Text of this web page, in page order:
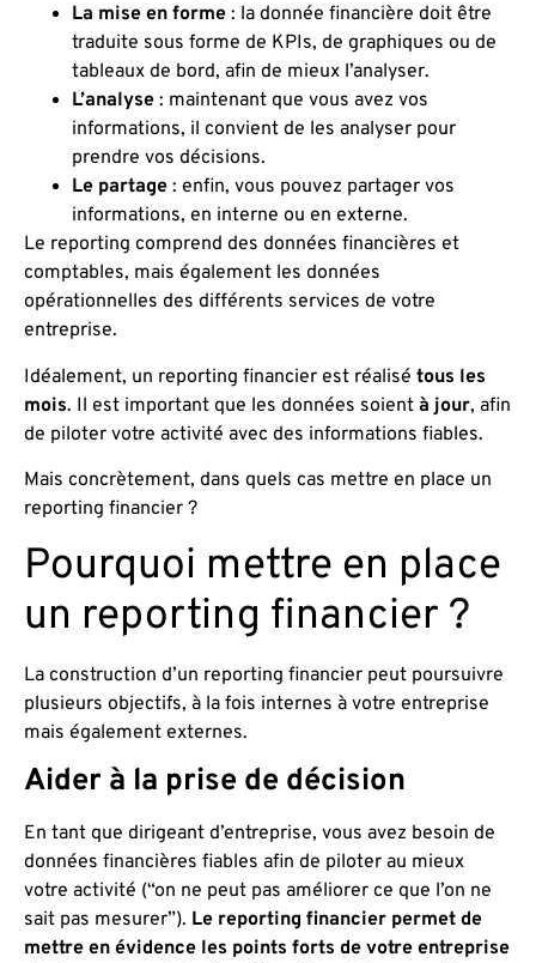
La mise en forme : la donnée financière doit être
traduite sous forme de KPIs, de graphiques ou de
tableaux de bord, afin de mieux l’analyser.
L’analyse : maintenant que vous avez vos
informations, il convient de les analyser pour
prendre vos décisions.
Le partage : enfin, vous pouvez partager vos
informations, en interne ou en externe.
Le reporting comprend des données financières et
comptables, mais également les données
opérationnelles des différents services de votre
entreprise.
Idéalement, un reporting financier est réalisé tous les
mois. Il est important que les données soient à jour, afin
de piloter votre activité avec des informations fiables.
Mais concrètement, dans quels cas mettre en place un
reporting financier ?
Pourquoi mettre en place
un reporting financier ?
La construction d’un reporting financier peut poursuivre
plusieurs objectifs, à la fois internes à votre entreprise
mais également externes.
Aider à la prise de décision
En tant que dirigeant d’entreprise, vous avez besoin de
données financières fiables afin de piloter au mieux
votre activité (“on ne peut pas améliorer ce que l’on ne
sait pas mesurer”). Le reporting financier permet de
mettre en évidence les points forts de votre entreprise